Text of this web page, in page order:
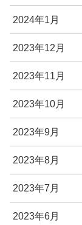
2024年1月
2023年12月
2023年11月
2023年10月
2023年9月
2023年8月
2023年7月
2023年6月